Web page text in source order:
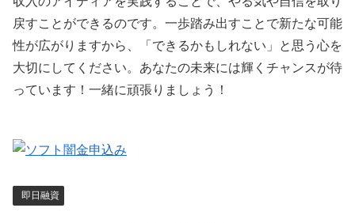
戻すことができるのです。一歩踏み出すことで新たな可能
性が広がりますから、「できるかもしれない」と思う心を
大切にしてください。あなたの未来には輝くチャンスが待
っています！一緒に頑張りましょう！
即日融資